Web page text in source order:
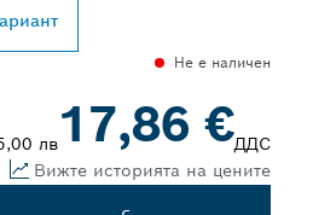
Не е наличен
лв17,86 €ДДС
Вижте историята на цените